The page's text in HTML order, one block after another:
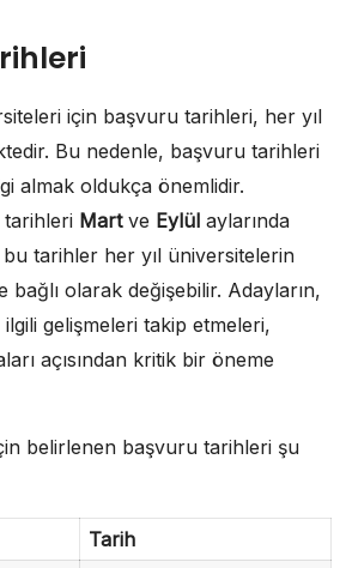
için başvuru tarihleri, her yıl
Bu nedenle, başvuru tarihleri
almak oldukça önemlidir.
tarihleri Martve Eylül aylarında
tarihler her yıl üniversitelerin
bağlı olarak değişebilir. Adayların,
gelişmeleri takip etmeleri,
açısından kritik bir öneme
belirlenen başvuru tarihleri şu
Tarih